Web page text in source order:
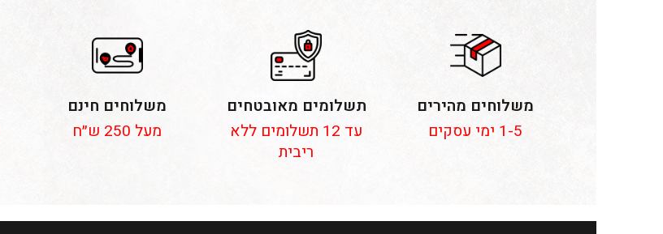
משלוחים מהירים
1-5 ימי עסקים
תשלומים מאובטחים
עד 12 תשלומים ללא
ריבית
משלוחים חינם
מעל 250 ש״ח